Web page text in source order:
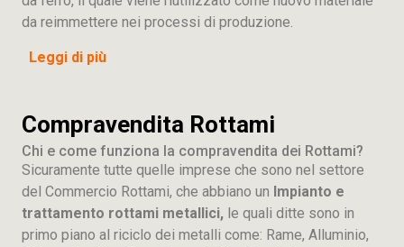
da reimmettere nei processi di produzione.
Leggi di più
Compravendita Rottami
Chi e come funziona la compravendita dei Rottami?
Sicuramente tutte quelle imprese che sono nel settore
del Commercio Rottami, che abbiano un Impianto e
trattamento rottami metallici, le quali ditte sono in
primo piano al riciclo dei metalli come: Rame, Alluminio,